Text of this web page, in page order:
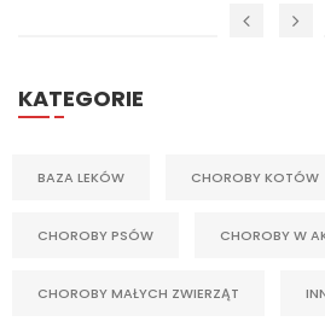
KATEGORIE
BAZA LEKÓW CHOROBY KOTÓW
CHOROBY PSÓW CHOROBY W
CHOROBY MAŁYCH ZWIERZĄT